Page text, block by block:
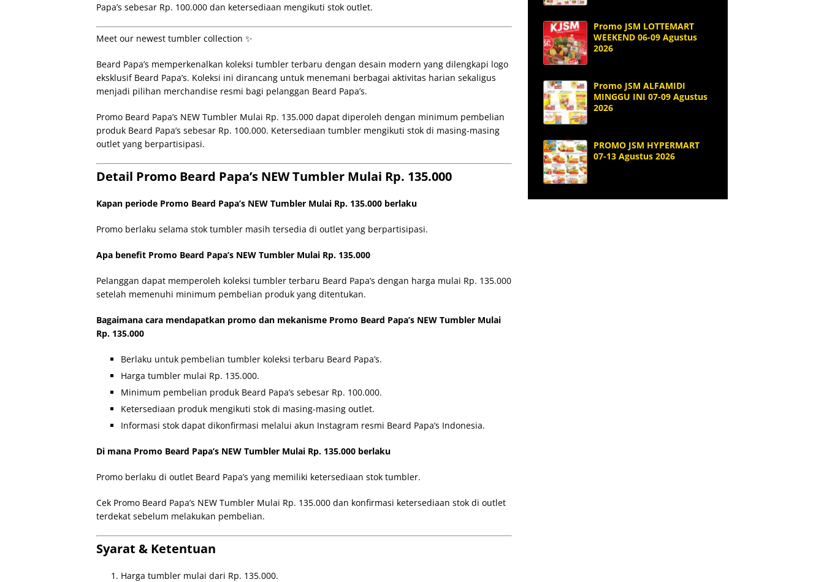
Papa’s sebesar Rp. 100.000 dan ketersediaan mengikuti stok outlet.
Meet our newest tumbler collection ✨
Beard Papa’s memperkenalkan koleksi tumbler terbaru dengan desain modern yang dilengkapi logo
eksklusif Beard Papa’s. Koleksi ini dirancang untuk menemani berbagai aktivitas harian sekaligus
menjadi pilihan merchandise resmi bagi pelanggan Beard Papa’s.
Promo Beard Papa’s NEW Tumbler Mulai Rp. 135.000 dapat diperoleh dengan minimum pembelian
produk Beard Papa’s sebesar Rp. 100.000. Ketersediaan tumbler mengikuti stok di masing-masing
outlet yang berpartisipasi.
Detail Promo Beard Papa’s NEW Tumbler Mulai Rp. 135.000
Kapan periode Promo Beard Papa’s NEW Tumbler Mulai Rp. 135.000 berlaku
Promo berlaku selama stok tumbler masih tersedia di outlet yang berpartisipasi.
Apa benefit Promo Beard Papa’s NEW Tumbler Mulai Rp. 135.000
Pelanggan dapat memperoleh koleksi tumbler terbaru Beard Papa’s dengan harga mulai Rp. 135.000
setelah memenuhi minimum pembelian produk yang ditentukan.
Bagaimana cara mendapatkan promo dan mekanisme Promo Beard Papa’s NEW Tumbler Mulai
Rp. 135.000
Berlaku untuk pembelian tumbler koleksi terbaru Beard Papa’s.
Harga tumbler mulai Rp. 135.000.
Minimum pembelian produk Beard Papa’s sebesar Rp. 100.000.
Ketersediaan produk mengikuti stok di masing-masing outlet.
Informasi stok dapat dikonfirmasi melalui akun Instagram resmi Beard Papa’s Indonesia.
Di mana Promo Beard Papa’s NEW Tumbler Mulai Rp. 135.000 berlaku
Promo berlaku di outlet Beard Papa’s yang memiliki ketersediaan stok tumbler.
Cek Promo Beard Papa’s NEW Tumbler Mulai Rp. 135.000 dan konfirmasi ketersediaan stok di outlet
terdekat sebelum melakukan pembelian.
Syarat & Ketentuan
Harga tumbler mulai dari Rp. 135.000.
Promo JSM LOTTEMART
WEEKEND 06-09 Agustus
2026
Promo JSM ALFAMIDI
MINGGU INI 07-09 Agustus
2026
PROMO JSM HYPERMART
07-13 Agustus 2026